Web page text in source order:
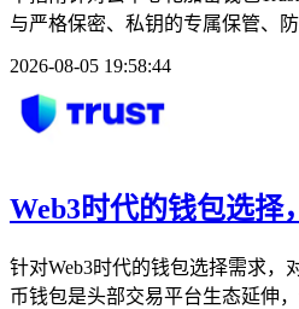
与严格保密、私钥的专属保管、
2026-08-05 19:58:44
Web3时代的钱包选择
针对Web3时代的钱包选择需求，
币钱包是头部交易平台生态延伸